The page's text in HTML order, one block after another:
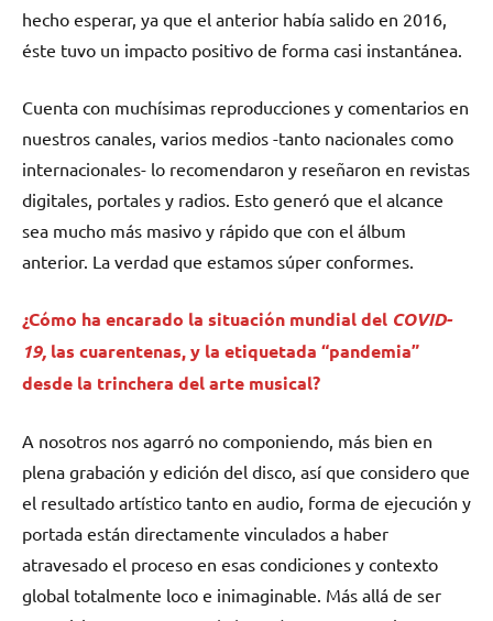
hecho esperar, ya que el anterior había salido en 2016,
éste tuvo un impacto positivo de forma casi instantánea.
Cuenta con muchísimas reproducciones y comentarios en
nuestros canales, varios medios -tanto nacionales como
internacionales- lo recomendaron y reseñaron en revistas
digitales, portales y radios. Esto generó que el alcance
sea mucho más masivo y rápido que con el álbum
anterior. La verdad que estamos súper conformes.
¿Cómo ha encarado la situación mundial del COVID-
19, las cuarentenas, y la etiquetada “pandemia”
desde la trinchera del arte musical?
A nosotros nos agarró no componiendo, más bien en
plena grabación y edición del disco, así que considero que
el resultado artístico tanto en audio, forma de ejecución y
portada están directamente vinculados a haber
atravesado el proceso en esas condiciones y contexto
global totalmente loco e inimaginable. Más allá de ser